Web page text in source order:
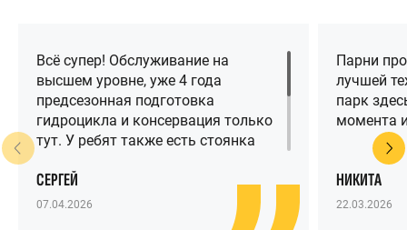
Всё супер! Обслуживание на
высшем уровне, уже 4 года
предсезонная подготовка
гидроцикла и консервация только
тут. У ребят также есть стоянка
Крестовском острове, который с
каждым годом становится всё
лучше и лучше. Рекомендую Прайд
СЕРГЕЙ
07.04.2026
Парни
лучшей
парк
момента
НИКИТА
22.03.2026